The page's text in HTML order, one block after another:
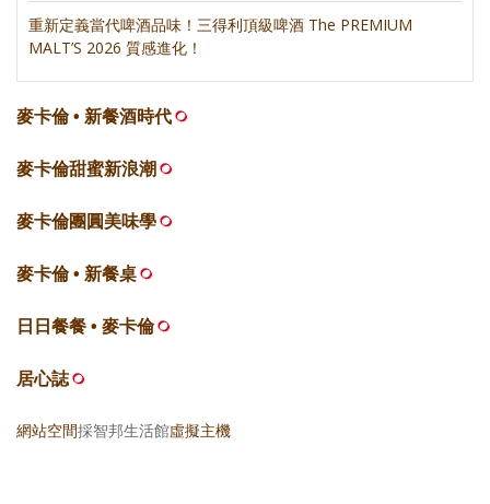
重新定義當代啤酒品味！三得利頂級啤酒 The PREMIUM
MALT’S 2026 質感進化！
麥卡倫 • 新餐酒時代
麥卡倫甜蜜新浪潮
麥卡倫團圓美味學
麥卡倫 • 新餐桌
日日餐餐 • 麥卡倫
居心誌
網站空間採智邦生活館虛擬主機